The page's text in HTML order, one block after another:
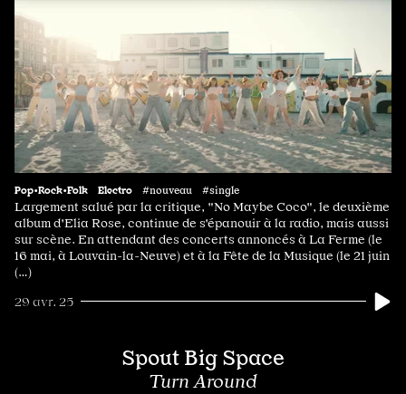
Pop•Rock•Folk Electro #nouveau #single
Largement salué par la critique, "No Maybe Coco", le deuxième
album d'Elia Rose, continue de s'épanouir à la radio, mais aussi
sur scène. En attendant des concerts annoncés à La Ferme (le
16 mai, à Louvain-la-Neuve) et à la Fête de la Musique (le 21 juin
(…)
29 avr. 25
Spout Big Space
Turn Around